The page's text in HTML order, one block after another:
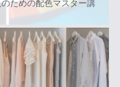
ための配色マスター講